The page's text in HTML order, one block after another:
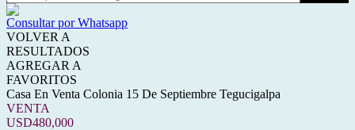
Consultar por Whatsapp
VOLVER A
RESULTADOS
AGREGAR A
FAVORITOS
Casa En Venta Colonia 15 De Septiembre Tegucigalpa
VENTA
USD480,000